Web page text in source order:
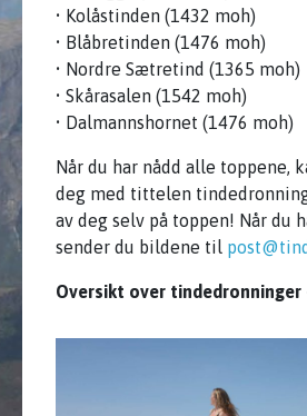
• Kolåstinden (1432 moh)
• Blåbretinden (1476 moh)
• Nordre Sætretind (1365 moh)
• Skårasalen (1542 moh)
• Dalmannshornet (1476 moh)
Når du har nådd alle toppene,
deg med tittelen
av deg selv på toppen! Når du
sender du bildene til
Oversikt over tindedronninger